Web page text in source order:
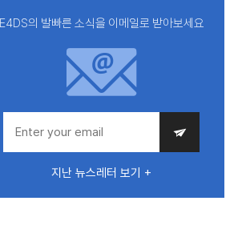
E4DS의 발빠른 소식을 이메일로 받아보세요
지난 뉴스레터 보기 +